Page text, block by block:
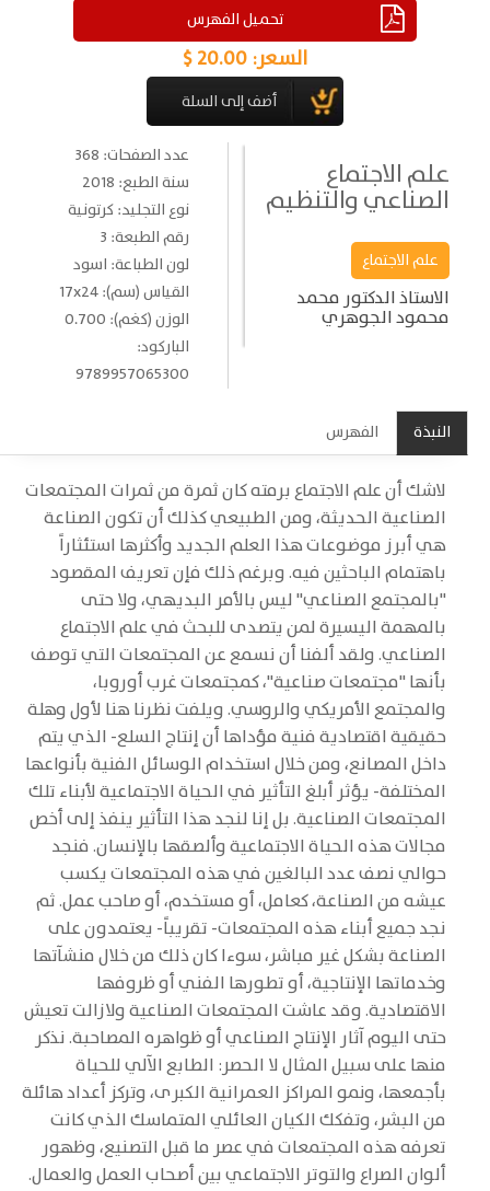
تحميل الفهرس
السعر: 20.00 $
علم الاجتماع
الصناعي والتنظيم
علم الاجتماع
الاستاذ الدكتور محمد
محمود الجوهري
عدد الصفحات: 368
سنة الطبع: 2018
نوع التجليد: كرتونية
رقم الطبعة: 3
لون الطباعة: اسود
القياس (سم): 17x24
الوزن (كغم): 0.700
الباركود:
9789957065300
النبذة الفهرس
لاشك أن علم الاجتماع برمته كان ثمرة من ثمرات المجتمعات
الصناعية الحديثة، ومن الطبيعي كذلك أن تكون الصناعة
هي أبرز موضوعات هذا العلم الجديد وأكثرها استئثاراً
باهتمام الباحثين فيه. وبرغم ذلك فإن تعريف المقصود
"بالمجتمع الصناعي" ليس بالأمر البديهي، ولا حتى
بالمهمة اليسيرة لمن يتصدى للبحث في علم الاجتماع
الصناعي. ولقد ألفنا أن نسمع عن المجتمعات التي توصف
بأنها "مجتمعات صناعية"، كمجتمعات غرب أوروبا،
والمجتمع الأمريكي والروسي. ويلفت نظرنا هنا لأول وهلة
حقيقية اقتصادية فنية مؤداها أن إنتاج السلع- الذي يتم
داخل المصانع، ومن خلال استخدام الوسائل الفنية بأنواعها
المختلفة- يؤثر أبلغ التأثير في الحياة الاجتماعية لأبناء تلك
المجتمعات الصناعية. بل إنا لنجد هذا التأثير ينفذ إلى أخص
مجالات هذه الحياة الاجتماعية وألصقها بالإنسان. فنجد
حوالي نصف عدد البالغين في هذه المجتمعات يكسب
عيشه من الصناعة، كعامل، أو مستخدم، أو صاحب عمل. ثم
نجد جميع أبناء هذه المجتمعات- تقريباً- يعتمدون على
الصناعة بشكل غير مباشر، سوءا كان ذلك من خلال منشآتها
وخدماتها الإنتاجية، أو تطورها الفني أو ظروفها
الاقتصادية. وقد عاشت المجتمعات الصناعية ولازالت تعيش
حتى اليوم آثار الإنتاج الصناعي أو ظواهره المصاحبة. نذكر
منها على سبيل المثال لا الحصر: الطابع الآلي للحياة
بأجمعها، ونمو المراكز العمرانية الكبرى، وتركز أعداد هائلة
من البشر، وتفكك الكيان العائلي المتماسك الذي كانت
تعرفه هذه المجتمعات في عصر ما قبل التصنيع، وظهور
ألوان الصراع والتوتر الاجتماعي بين أصحاب العمل والعمال.